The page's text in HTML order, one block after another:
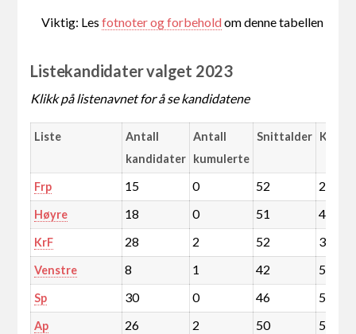
Viktig: Lesfotnoter og forbeholdom denne tabellen
Listekandidater valget 2023
Klikk på listenavnet for å se kandidatene
Liste
Antall
kandidater
Antall
kumulerte
Snittalder
Frp 15 0 52 27
Høyre 18 0 51 44
KrF 28 2 52 39
Venstre 8 1 42 50
Sp 30 0 46 50
Ap 26 2 50 50